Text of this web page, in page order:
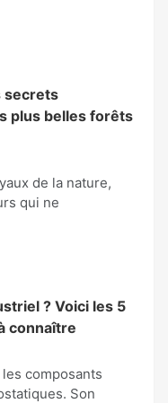
secrets
plus belles forêts
de la nature,
qui ne
? Voici les 5
connaître
composants
Son